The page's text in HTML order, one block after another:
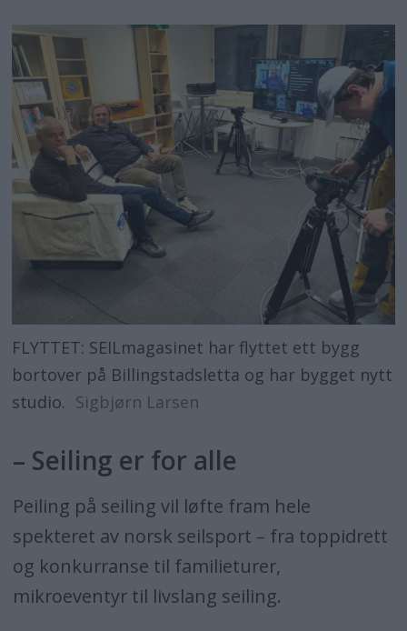
FLYTTET: SEILmagasinet har flyttet ett bygg
bortover på Billingstadsletta og har bygget nytt
studio. Sigbjørn Larsen
– Seiling er for alle
Peiling på seiling vil løfte fram hele
spekteret av norsk seilsport – fra toppidrett
og konkurranse til familieturer,
mikroeventyr til livslang seiling.